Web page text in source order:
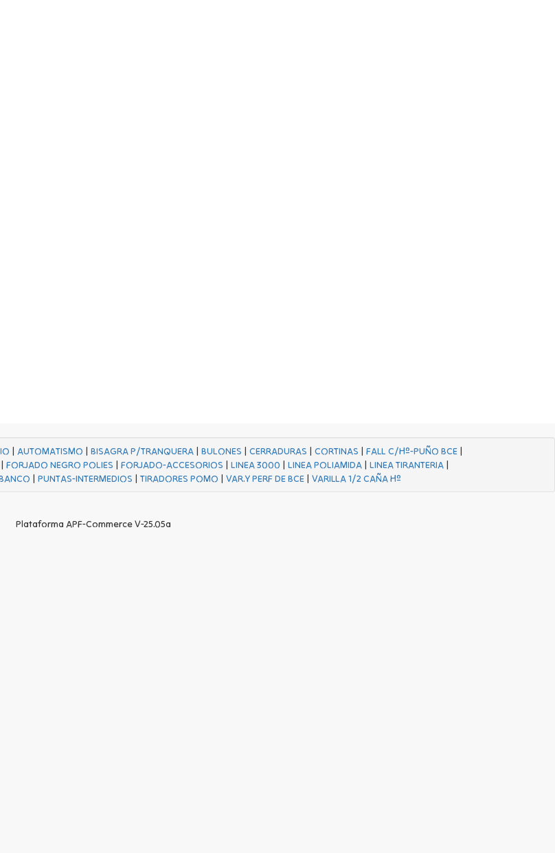
| AUTOMATISMO | BISAGRA P/TRANQUERA| BULONES | CERRADURAS | CORTINAS | FALL C/Hº-PUÑO BCE|
|FORJADO NEGRO POLIES |FORJADO-ACCESORIOS |LINEA 3000 |LINEA POLIAMIDA |LINEA TIRANTERIA |
| PUNTAS-INTERMEDIOS | TIRADORES POMO | VAR.Y PERF DE BCE| VARILLA 1/2 CAÑA Hº
Plataforma APF-Commerce V-25.05a